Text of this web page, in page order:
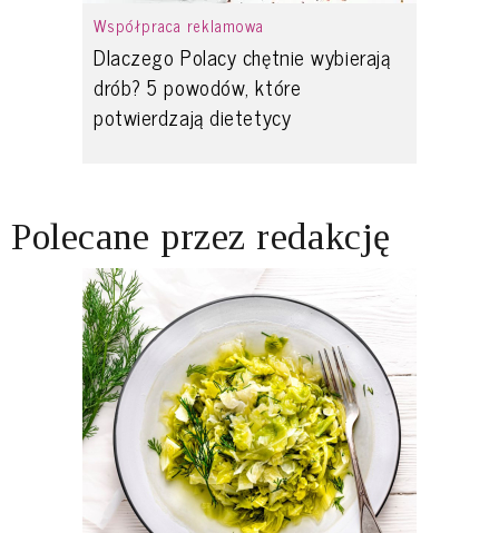
Współpraca reklamowa
Dlaczego Polacy chętnie wybierają
drób? 5 powodów, które
potwierdzają dietetycy
Polecane przez redakcję